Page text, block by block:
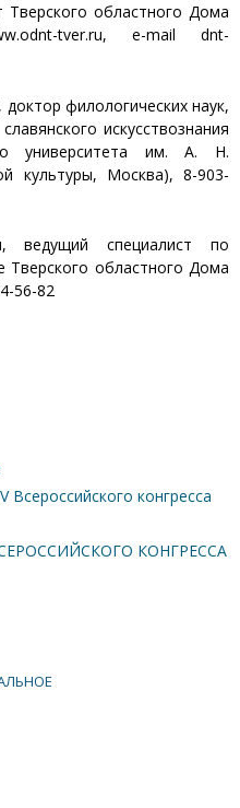
Тверского областного Дома
tver.ru, e-mail dnt-
филологических наук,
искусствознания
университета им. А. Н.
культуры, Москва), 8-903-
ведущий специалист по
Тверского областного Дома
56-82
Всероссийского конгресса
КОНГРЕССА